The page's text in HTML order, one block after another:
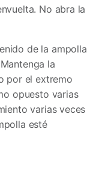
No abra la
de la ampolla
la
por el extremo
opuesto varias
varias veces
esté